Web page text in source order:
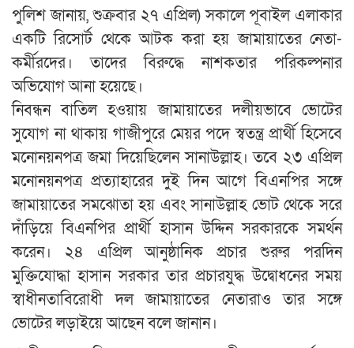
পুলিশ জানায়, শুক্রবার ২৭ এপ্রিল) সকালে পূবাইল এলাকার
একটি রিসোর্ট থেকে আটক করা হয় জামায়াতের নেতা-
কর্মীরদের। তাদের বিরুদ্ধে নাশকতার পরিকল্পনার
অভিযোগ আনা হয়েছে।
নিবন্ধন বাতিল হওয়ায় জামায়াতের দলীয়ভাবে ভোটের
সুযোগ না থাকায় গাজীপুরে মেয়র পদে স্বতন্ত্র প্রার্থী হিসেবে
মনোনয়নপত্র জমা দিয়েছিলেন সানাউল্লাহ। তবে ২৩ এপ্রিল
মনোনয়নপত্র প্রত্যাহারের দুই দিন আগে বিএনপির সঙ্গে
জামায়াতের সমঝোতা হয় এবং সানাউল্লাহ ভোট থেকে সরে
দাঁড়িয়ে বিএনপির প্রার্থী হাসান উদ্দিন সরকারকে সমর্থন
করেন। ২৪ এপ্রিল আনুষ্ঠানিক প্রচার শুরুর পরদিন
মুক্তিযোদ্ধা হাসান সরকার তার প্রচারযুদ্ধ উদ্বোধনের সময়
স্বাধীনতাবিরোধী দল জামায়াতের নেতারাও তার সঙ্গে
ভোটের লড়াইয়ে আছেন বলে জানান।